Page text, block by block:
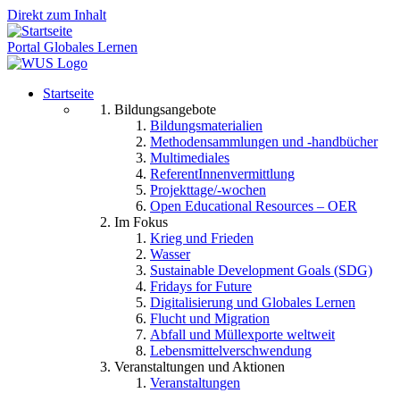
Direkt zum Inhalt
Portal Globales Lernen
Startseite
Bildungsangebote
Bildungsmaterialien
Methodensammlungen und -handbücher
Multimediales
ReferentInnenvermittlung
Projekttage/-wochen
Open Educational Resources – OER
Im Fokus
Krieg und Frieden
Wasser
Sustainable Development Goals (SDG)
Fridays for Future
Digitalisierung und Globales Lernen
Flucht und Migration
Abfall und Müllexporte weltweit
Lebensmittelverschwendung
Veranstaltungen und Aktionen
Veranstaltungen